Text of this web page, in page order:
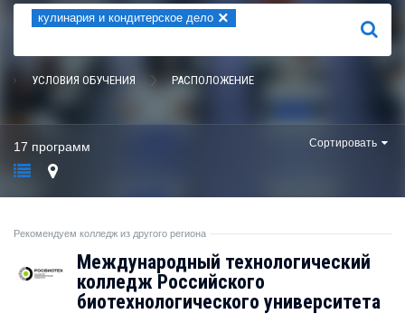
кулинария и кондитерское дело ×
НАЙТИ
УСЛОВИЯ ОБУЧЕНИЯ РАСПОЛОЖЕНИЕ
17 программ Сортировать
Рекомендуем колледж из другого региона
Международный технологический
колледж Российского
биотехнологического университета